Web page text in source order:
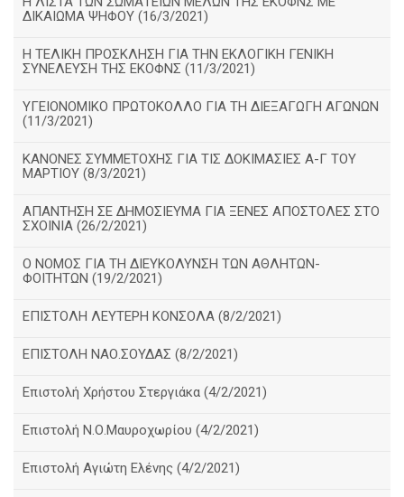
ΔΙΚΑΙΩΜΑ ΨΗΦΟΥ (16/3/2021)
Η ΤΕΛΙΚΗ ΠΡΟΣΚΛΗΣΗ ΓΙΑ ΤΗΝ ΕΚΛΟΓΙΚΗ ΓΕΝΙΚΗ
ΣΥΝΕΛΕΥΣΗ ΤΗΣ ΕΚΟΦΝΣ (11/3/2021)
ΥΓΕΙΟΝΟΜΙΚΟ ΠΡΩΤΟΚΟΛΛΟ ΓΙΑ ΤΗ ΔΙΕΞΑΓΩΓΗ ΑΓΩΝΩΝ
(11/3/2021)
ΚΑΝΟΝΕΣ ΣΥΜΜΕΤΟΧΗΣ ΓΙΑ ΤΙΣ ΔΟΚΙΜΑΣΙΕΣ Α-Γ ΤΟΥ
ΜΑΡΤΙΟΥ (8/3/2021)
ΑΠΑΝΤΗΣΗ ΣΕ ΔΗΜΟΣΙΕΥΜΑ ΓΙΑ ΞΕΝΕΣ ΑΠΟΣΤΟΛΕΣ ΣΤΟ
ΣΧΟΙΝΙΑ (26/2/2021)
Ο ΝΟΜΟΣ ΓΙΑ ΤΗ ΔΙΕΥΚΟΛΥΝΣΗ ΤΩΝ ΑΘΛΗΤΩΝ-
ΦΟΙΤΗΤΩΝ (19/2/2021)
ΕΠΙΣΤΟΛΗ ΛΕΥΤΕΡΗ ΚΟΝΣΟΛΑ (8/2/2021)
ΕΠΙΣΤΟΛΗ ΝΑΟ.ΣΟΥΔΑΣ (8/2/2021)
Επιστολή Χρήστου Στεργιάκα (4/2/2021)
Επιστολή Ν.Ο.Μαυροχωρίου (4/2/2021)
Επιστολή Αγιώτη Ελένης (4/2/2021)